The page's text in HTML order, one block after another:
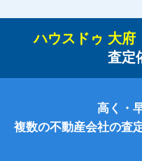
ハウスドゥ 大
査定
高く・
複数の不動産会社の査